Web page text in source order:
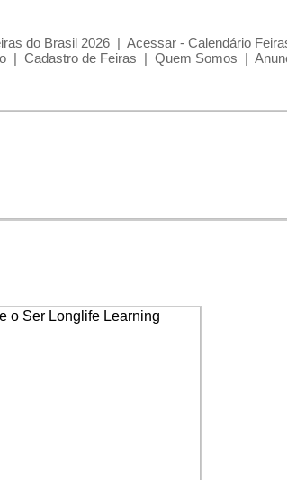
do Brasil 2026 | Acessar - Calendário
| Cadastro de Feiras | Quem Somos |